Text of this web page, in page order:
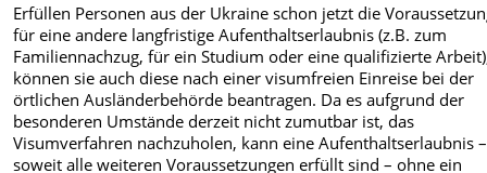
Erfüllen Personen aus der Ukraine schon jetzt die
für eine andere langfristige Aufenthaltserlaubnis (z.B. zum
Familiennachzug, für ein Studium oder eine qualifizierte
können sie auch diese nach einer visumfreien Einreise bei der
örtlichen Ausländerbehörde beantragen. Da es aufgrund der
besonderen Umstände derzeit nicht zumutbar ist, das
Visumverfahren nachzuholen, kann eine Aufenthaltserlaubnis ­–
soweit alle weiteren Voraussetzungen erfüllt sind – ohne ein